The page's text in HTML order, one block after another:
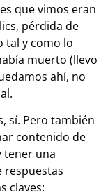
que vimos eran
pérdida de
tal y como lo
muerto (llevo
ahí, no
sí. Pero también
contenido de
tener una
respuestas
claves: